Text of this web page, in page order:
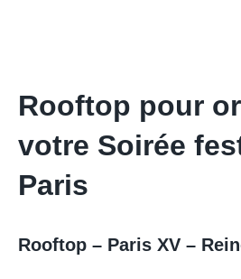
Rooftop pour
votre Soirée
Paris
Rooftop – Paris XV –